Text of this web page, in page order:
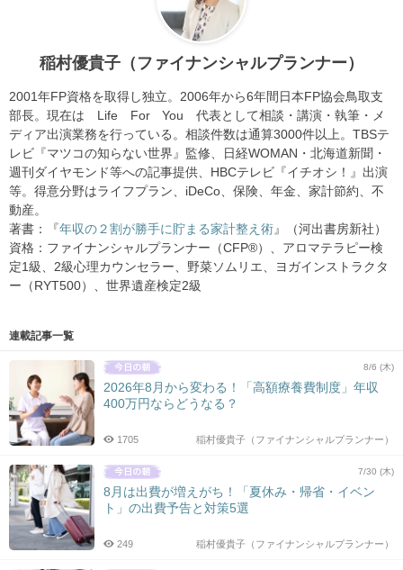
稲村優貴子（ファイナンシャルプランナー）
2001年FP資格を取得し独立。2006年から6年間日本FP協会鳥取支
部長。現在は Life For You 代表として相談・講演・執筆・メ
ディア出演業務を行っている。相談件数は通算3000件以上。TBSテ
レビ『マツコの知らない世界』監修、日経WOMAN・北海道新聞・
週刊ダイヤモンド等への記事提供、HBCテレビ『イチオシ！』出演
等。得意分野はライフプラン、iDeCo、保険、年金、家計節約、不
動産。
著書：『年収の２割が勝手に貯まる家計整え術 』（河出書房新社）
資格：ファイナンシャルプランナー（CFP®）、アロマテラピー検
定1級、2級心理カウンセラー、野菜ソムリエ、ヨガインストラクタ
ー（RYT500）、世界遺産検定2級
連載記事一覧
8/6 (木)
2026年8月から変わる！「高額療養費制度」年収
400万円ならどうなる？
稲村優貴子（ファイナンシャルプランナー）
1705
7/30 (木)
8月は出費が増えがち！「夏休み・帰省・イベン
ト」の出費予告と対策5選
稲村優貴子（ファイナンシャルプランナー）
249